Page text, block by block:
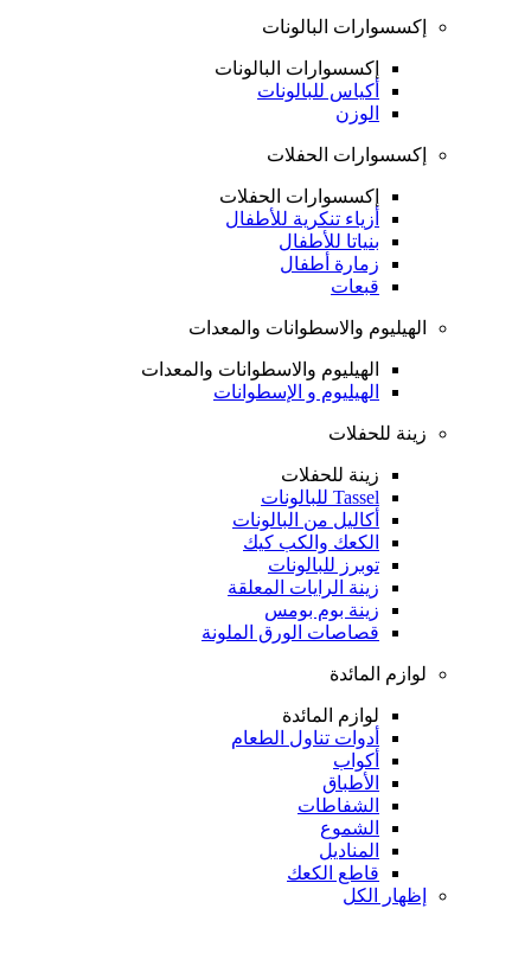
إكسسوارات البالونات
إكسسوارات البالونات
أكياس للبالونات
الوزن
إكسسوارات الحفلات
إكسسوارات الحفلات
أزياء تنكرية للأطفال
بنياتا للأطفال
زمارة أطفال
قبعات
الهيليوم والاسطوانات والمعدات
الهيليوم والاسطوانات والمعدات
الهيليوم و الإسطوانات
زينة للحفلات
زينة للحفلات
Tassel للبالونات
أكاليل من البالونات
الكعك والكب كيك
توبرز للبالونات
زينة الرايات المعلقة
زينة بوم بومس
قصاصات الورق الملونة
لوازم المائدة
لوازم المائدة
أدوات تناول الطعام
أكواب
الأطباق
الشفاطات
الشموع
المناديل
قاطع الكعك
إظهار الكل